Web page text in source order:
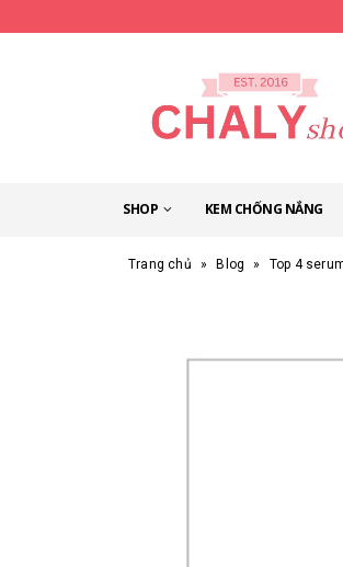
SHOP KEM CHỐNG NẮNG
Trang chủ » Blog » Top 4